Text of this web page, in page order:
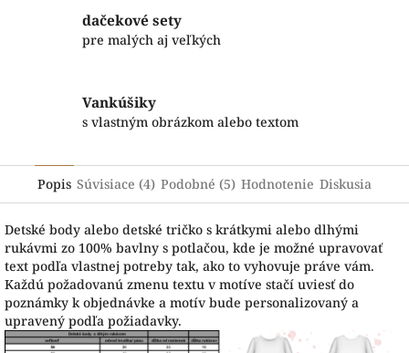
dačekové sety
pre malých aj veľkých
Vankúšiky
s vlastným obrázkom alebo textom
Popis Súvisiace (4) Podobné (5) Hodnotenie Diskusia
Detské body alebo detské tričko s krátkymi alebo dlhými
rukávmi zo 100% bavlny s potlačou, kde je možné upravovať
text podľa vlastnej potreby tak, ako to vyhovuje práve vám.
Každú požadovanú zmenu textu v motíve stačí uviesť do
poznámky k objednávke a motív bude personalizovaný a
upravený podľa požiadavky.